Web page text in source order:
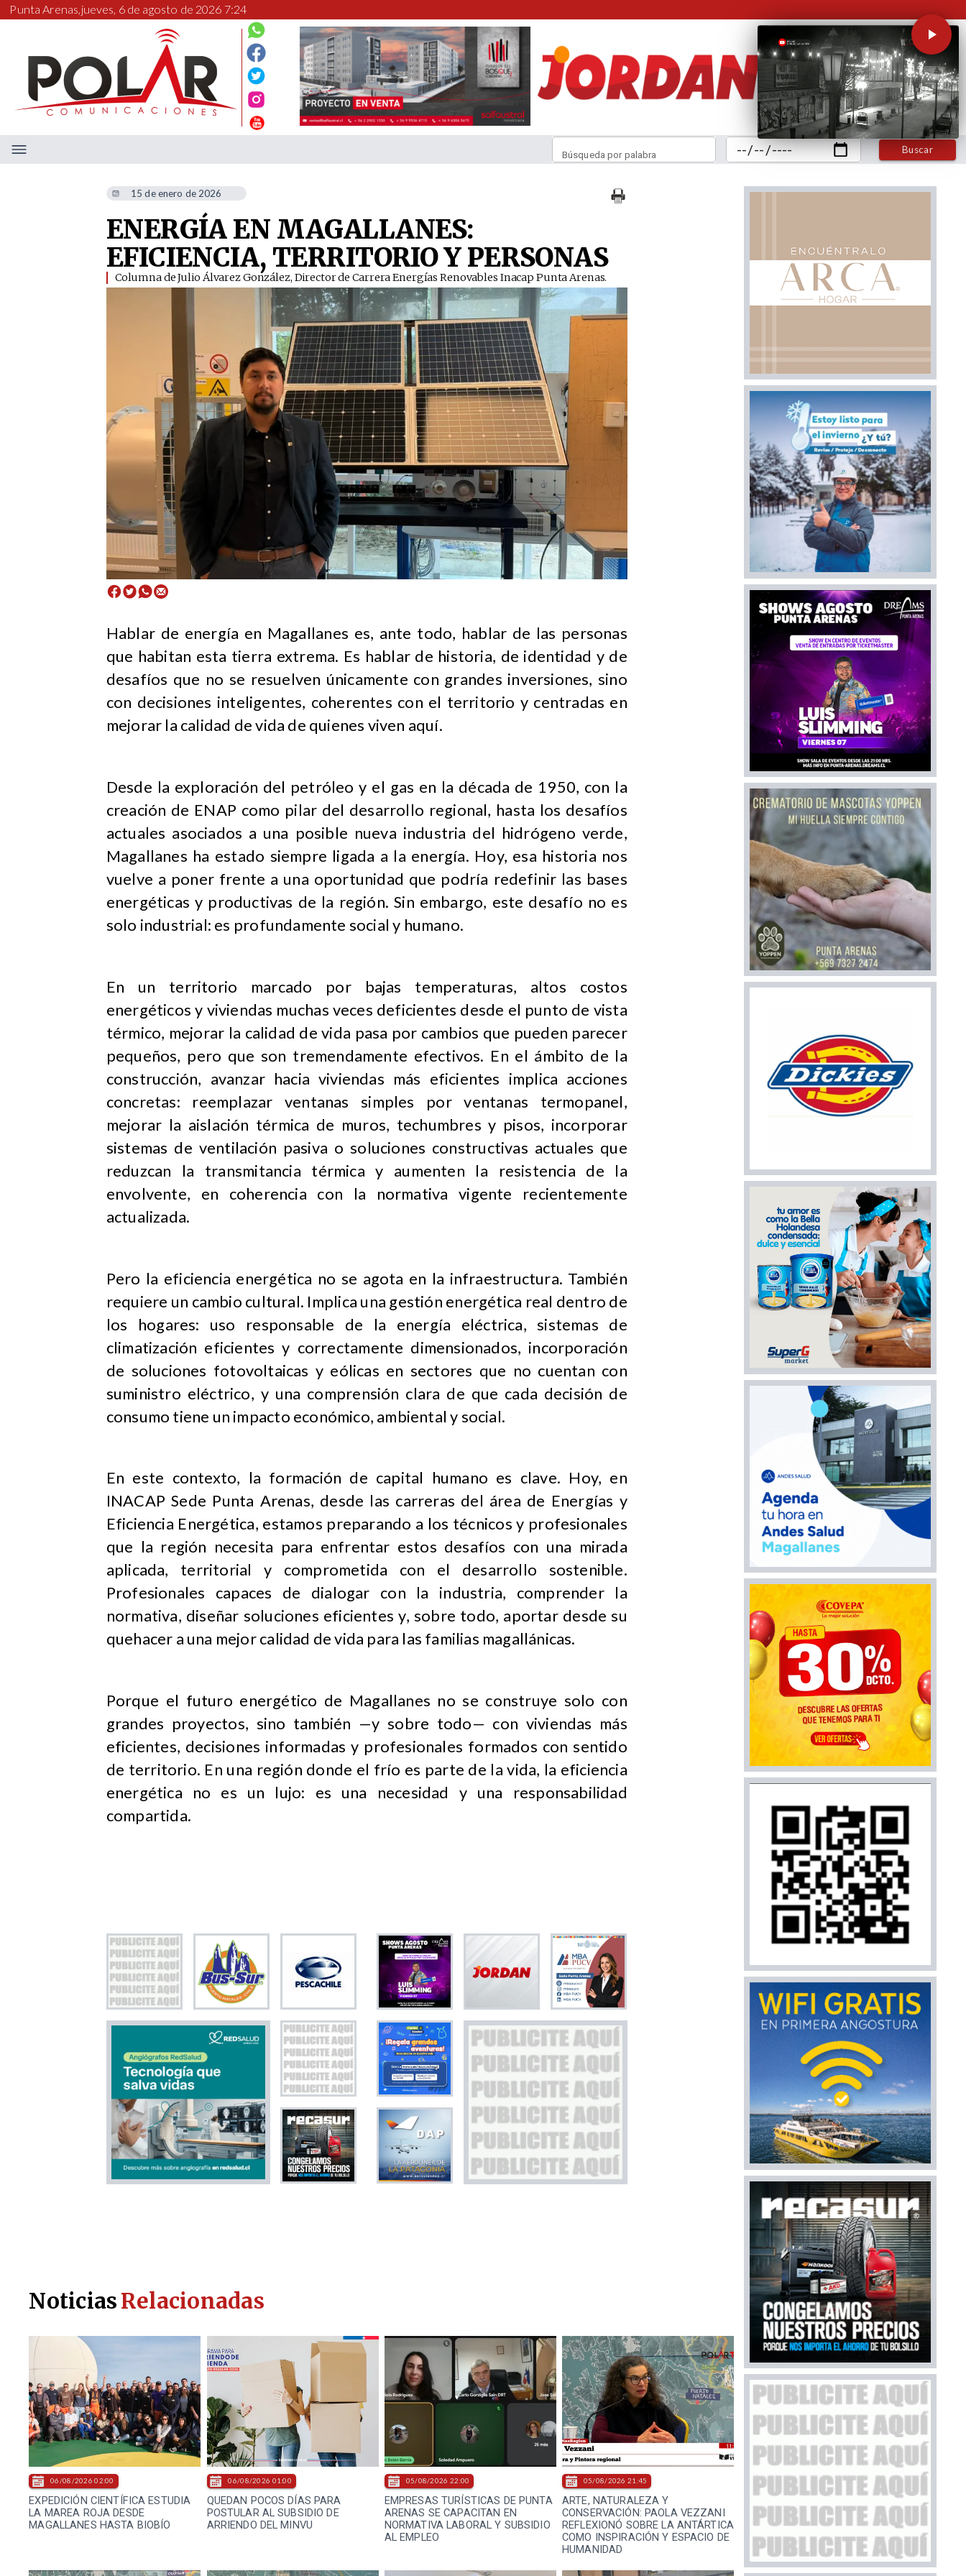
Punta Arenas,jueves, 6 de agosto de 2026 7:24
Buscar
Búsqueda por palabra
15 de enero de 2026
ENERGÍA EN MAGALLANES:
EFICIENCIA, TERRITORIO Y PERSONAS
Columna de Julio Álvarez González, Director de Carrera Energías Renovables Inacap Punta Arenas.
​Hablar de energía en Magallanes es, ante todo, hablar de las personas
que habitan esta tierra extrema. Es hablar de historia, de identidad y de
desafíos que no se resuelven únicamente con grandes inversiones, sino
con decisiones inteligentes, coherentes con el territorio y centradas en
mejorar la calidad de vida de quienes viven aquí.
Desde la exploración del petróleo y el gas en la década de 1950, con la
creación de ENAP como pilar del desarrollo regional, hasta los desafíos
actuales asociados a una posible nueva industria del hidrógeno verde,
Magallanes ha estado siempre ligada a la energía. Hoy, esa historia nos
vuelve a poner frente a una oportunidad que podría redefinir las bases
energéticas y productivas de la región. Sin embargo, este desafío no es
solo industrial: es profundamente social y humano.
En un territorio marcado por bajas temperaturas, altos costos
energéticos y viviendas muchas veces deficientes desde el punto de vista
térmico, mejorar la calidad de vida pasa por cambios que pueden parecer
pequeños, pero que son tremendamente efectivos. En el ámbito de la
construcción, avanzar hacia viviendas más eficientes implica acciones
concretas: reemplazar ventanas simples por ventanas termopanel,
mejorar la aislación térmica de muros, techumbres y pisos, incorporar
sistemas de ventilación pasiva o soluciones constructivas actuales que
reduzcan la transmitancia térmica y aumenten la resistencia de la
envolvente, en coherencia con la normativa vigente recientemente
actualizada.
Pero la eficiencia energética no se agota en la infraestructura. También
requiere un cambio cultural. Implica una gestión energética real dentro de
los hogares: uso responsable de la energía eléctrica, sistemas de
climatización eficientes y correctamente dimensionados, incorporación
de soluciones fotovoltaicas y eólicas en sectores que no cuentan con
suministro eléctrico, y una comprensión clara de que cada decisión de
consumo tiene un impacto económico, ambiental y social.
En este contexto, la formación de capital humano es clave. Hoy, en
INACAP Sede Punta Arenas, desde las carreras del área de Energías y
Eficiencia Energética, estamos preparando a los técnicos y profesionales
que la región necesita para enfrentar estos desafíos con una mirada
aplicada, territorial y comprometida con el desarrollo sostenible.
Profesionales capaces de dialogar con la industria, comprender la
normativa, diseñar soluciones eficientes y, sobre todo, aportar desde su
quehacer a una mejor calidad de vida para las familias magallánicas.
Porque el futuro energético de Magallanes no se construye solo con
grandes proyectos, sino también —y sobre todo— con viviendas más
eficientes, decisiones informadas y profesionales formados con sentido
de territorio. En una región donde el frío es parte de la vida, la eficiencia
energética no es un lujo: es una necesidad y una responsabilidad
compartida.
EXPEDICIÓN CIENTÍFICA ESTUDIA
LA MAREA ROJA DESDE
MAGALLANES HASTA BIOBÍO
06/08/2026 02:00
QUEDAN POCOS DÍAS PARA
POSTULAR AL SUBSIDIO DE
ARRIENDO DEL MINVU
06/08/2026 01:00
EMPRESAS TURÍSTICAS DE PUNTA
ARENAS SE CAPACITAN EN
NORMATIVA LABORAL Y SUBSIDIO
AL EMPLEO
05/08/2026 22:00
ARTE, NATURALEZA Y
CONSERVACIÓN: PAOLA VEZZANI
REFLEXIONÓ SOBRE LA ANTÁRTICA
COMO INSPIRACIÓN Y ESPACIO DE
HUMANIDAD
05/08/2026 21:45
NoticiasRelacionadas